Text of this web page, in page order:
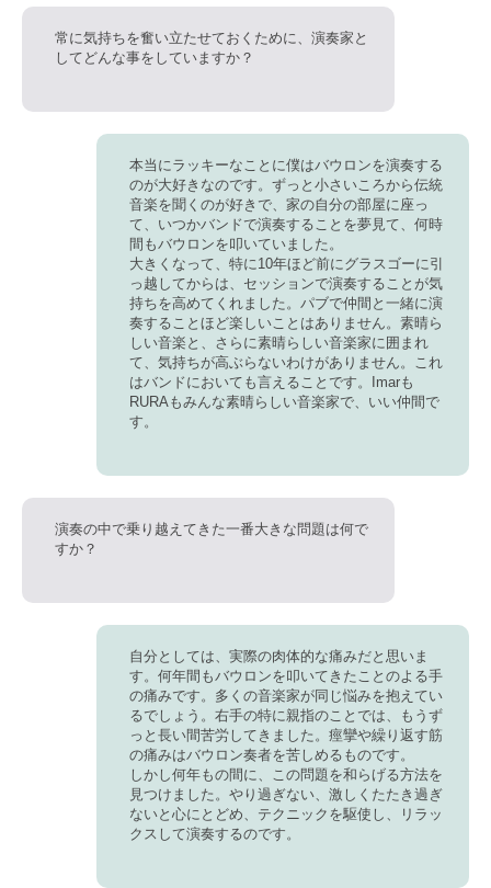
常に気持ちを奮い立たせておくために、演奏家と
してどんな事をしていますか？
本当にラッキーなことに僕はバウロンを演奏する
のが大好きなのです。ずっと小さいころから伝統
音楽を聞くのが好きで、家の自分の部屋に座っ
て、いつかバンドで演奏することを夢見て、何時
間もバウロンを叩いていました。
大きくなって、特に10年ほど前にグラスゴーに引
っ越してからは、セッションで演奏することが気
持ちを高めてくれました。パブで仲間と一緒に演
奏することほど楽しいことはありません。素晴ら
しい音楽と、さらに素晴らしい音楽家に囲まれ
て、気持ちが高ぶらないわけがありません。これ
はバンドにおいても言えることです。Imarも
RURAもみんな素晴らしい音楽家で、いい仲間で
す。
演奏の中で乗り越えてきた一番大きな問題は何で
すか？
自分としては、実際の肉体的な痛みだと思いま
す。何年間もバウロンを叩いてきたことのよる手
の痛みです。多くの音楽家が同じ悩みを抱えてい
るでしょう。右手の特に親指のことでは、もうず
っと長い間苦労してきました。痙攣や繰り返す筋
の痛みはバウロン奏者を苦しめるものです。
しかし何年もの間に、この問題を和らげる方法を
見つけました。やり過ぎない、激しくたたき過ぎ
ないと心にとどめ、テクニックを駆使し、リラッ
クスして演奏するのです。